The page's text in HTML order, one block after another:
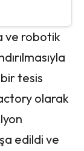
ve robotik
tesis
olarak
edildi ve